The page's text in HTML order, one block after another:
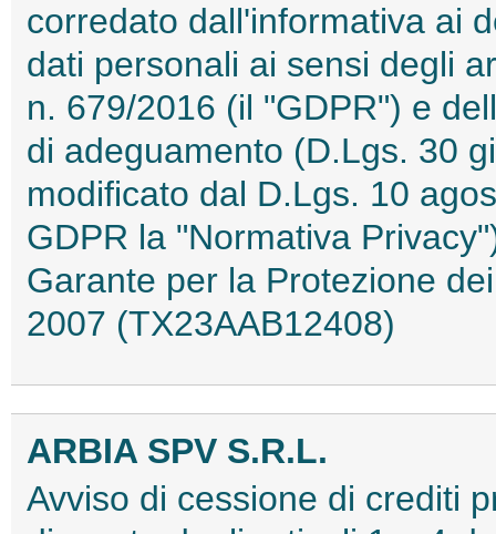
corredato dall'informativa ai
dati personali ai sensi degli
n. 679/2016 (il "GDPR") e
di adeguamento (D.Lgs. 30
modificato dal D.Lgs. 10
GDPR la "Normativa
Garante per la Protezione
2007 (TX23AAB12408)
ARBIA SPV S.R.L.
Avviso di cessione di crediti